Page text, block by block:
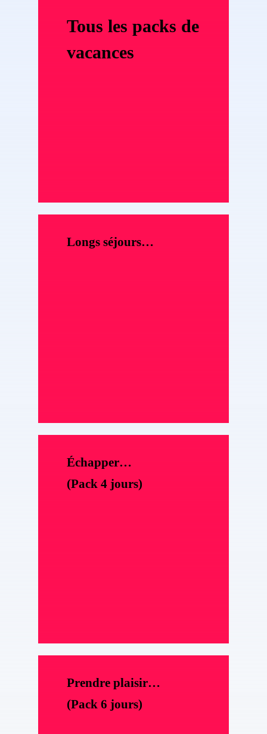
Tous les packs de
vacances
Longs séjours…
Échapper…
(Pack 4 jours)
Prendre plaisir…
(Pack 6 jours)